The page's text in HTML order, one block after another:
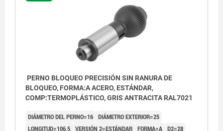
PERNO BLOQUEO PRECISIÓN SIN RANURA DE
BLOQUEO, FORMA:A ACERO, ESTÁNDAR,
COMP:TERMOPLÁSTICO, GRIS ANTRACITA RAL7021
DIÁMETRO DEL PERNO=16 DIÁMETRO EXTERIOR=25
LONGITUD=106,5 VERSIÓN 2=ESTÁNDAR FORMA=A D2=28